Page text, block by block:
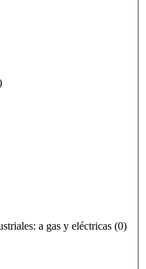
a gas y eléctricas (0)